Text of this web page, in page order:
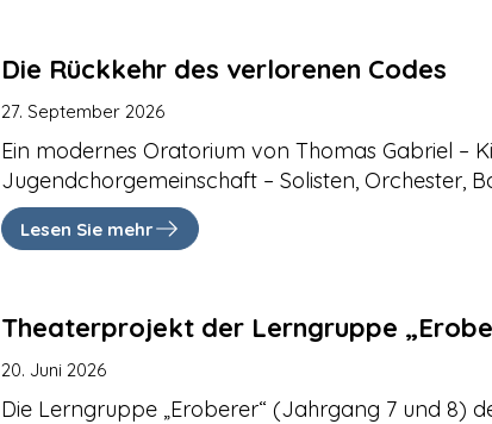
Die Rückkehr des verlorenen Codes
27. September 2026
Ein modernes Oratorium von Thomas Gabriel –
Jugendchorgemeinschaft – Solisten, Orchester,
Lesen Sie mehr
Theaterprojekt der Lerngruppe
20. Juni 2026
Die Lerngruppe „Eroberer“ (Jahrgang 7 und 8)